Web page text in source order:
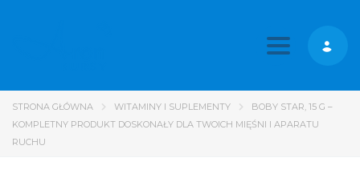
Toggle
STRONA GŁÓWNA WITAMINY I SUPLEMENTY
BOBY STAR, 15 G –
KOMPLETNY PRODUKT DOSKONAŁY DLA TWOICH MIĘŚNI I APARATU
RUCHU